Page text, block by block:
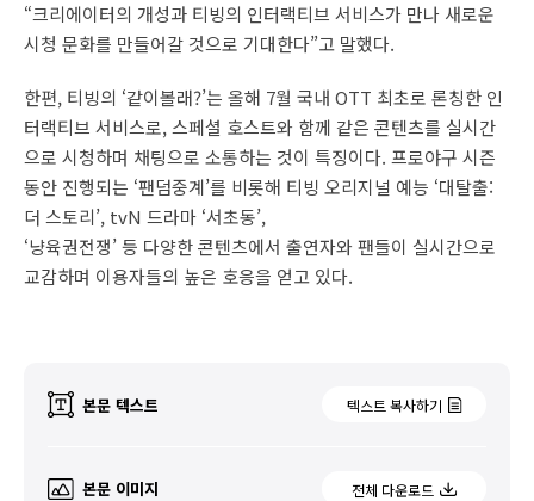
“크리에이터의 개성과 티빙의 인터랙티브 서비스가 만나 새로운
시청 문화를 만들어갈 것으로 기대한다”고 말했다.
한편, 티빙의 ‘같이볼래?’는 올해 7월 국내 OTT 최초로 론칭한 인
터랙티브 서비스로, 스페셜 호스트와 함께 같은 콘텐츠를 실시간
으로 시청하며 채팅으로 소통하는 것이 특징이다. 프로야구 시즌
동안 진행되는 ‘팬덤중계’를 비롯해 티빙 오리지널 예능 ‘대탈출:
더 스토리’, tvN 드라마 ‘서초동’,
‘냥육권전쟁’ 등 다양한 콘텐츠에서 출연자와 팬들이 실시간으로
교감하며 이용자들의 높은 호응을 얻고 있다.
본문 텍스트 텍스트 복사하기
본문 이미지 전체 다운로드